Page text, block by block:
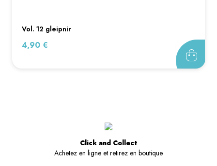
vol. 12 gleipnir
Prix
4,90 €
Click and Collect
Achetez en ligne et retirez en boutique